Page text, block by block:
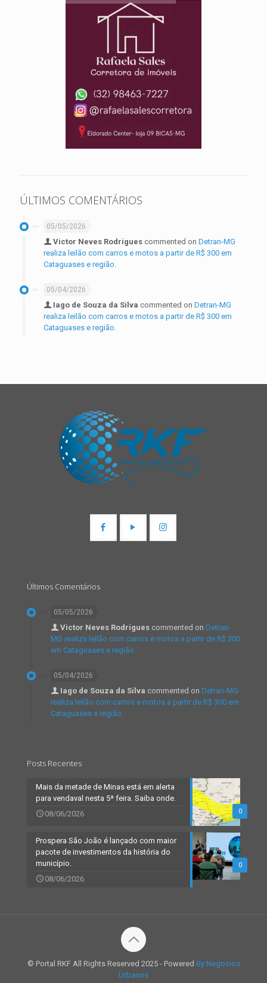
ÚLTIMOS COMENTÁRIOS
05/05/2026
Victor Neves Rodrigues commented on Detran-MG
realiza leilão com carros e motos a partir de R$ 300 em
Cataguases e região.
05/04/2026
Iago de Souza da Silva commented on Detran-MG
realiza leilão com carros e motos a partir de R$ 300 em
Cataguases e região.
Últimos Comentários
05/05/2026
Victor Neves Rodrigues commented on Detran-
MG realiza leilão com carros e motos a partir de R$ 300
em Cataguases e região.
05/04/2026
Iago de Souza da Silva commented on Detran-MG
realiza leilão com carros e motos a partir de R$ 300 em
Cataguases e região.
Posts Recentes
0
Mais da metade de Minas está em alerta
para vendaval nesta 5ª feira. Saiba onde.
08/06/2026
0
Prospera São João é lançado com maior
pacote de investimentos da história do
município.
08/06/2026
© Portal RKF All Rights Reserved 2025 - Powered By Negocios
Urbanos